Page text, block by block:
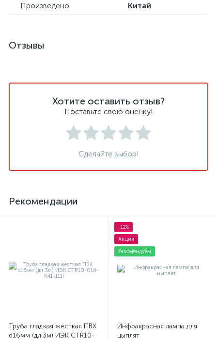
Произведено
Китай
Отзывы
Хотите оставить отзыв?
Поставьте свою оценку!
Сделайте выбор!
Рекомендации
Труба гладкая жесткая ПВХ
d16мм (дл.3м) ИЭК CTR10-
-11%
Акция
Рекомендуем
Инфракрасная лампа для
цыплят